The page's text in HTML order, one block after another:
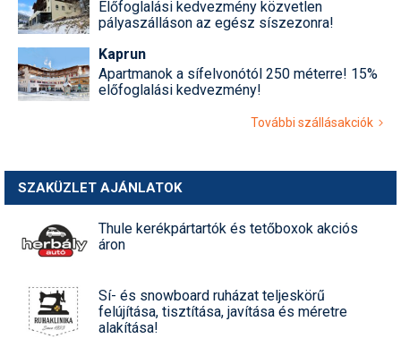
Előfoglalási kedvezmény közvetlen
pályaszálláson az egész síszezonra!
Kaprun
Apartmanok a sífelvonótól 250 méterre! 15%
előfoglalási kedvezmény!
További szállásakciók
SZAKÜZLET AJÁNLATOK
Thule kerékpártartók és tetőboxok akciós
áron
Sí- és snowboard ruházat teljeskörű
felújítása, tisztítása, javítása és méretre
alakítása!